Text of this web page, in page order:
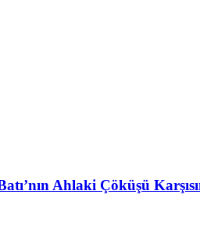
Ahlaki Çöküşü